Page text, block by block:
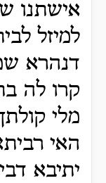
אישתנו
למיזל
דנהרא
קרו לה
מלי
האי
יתיבא